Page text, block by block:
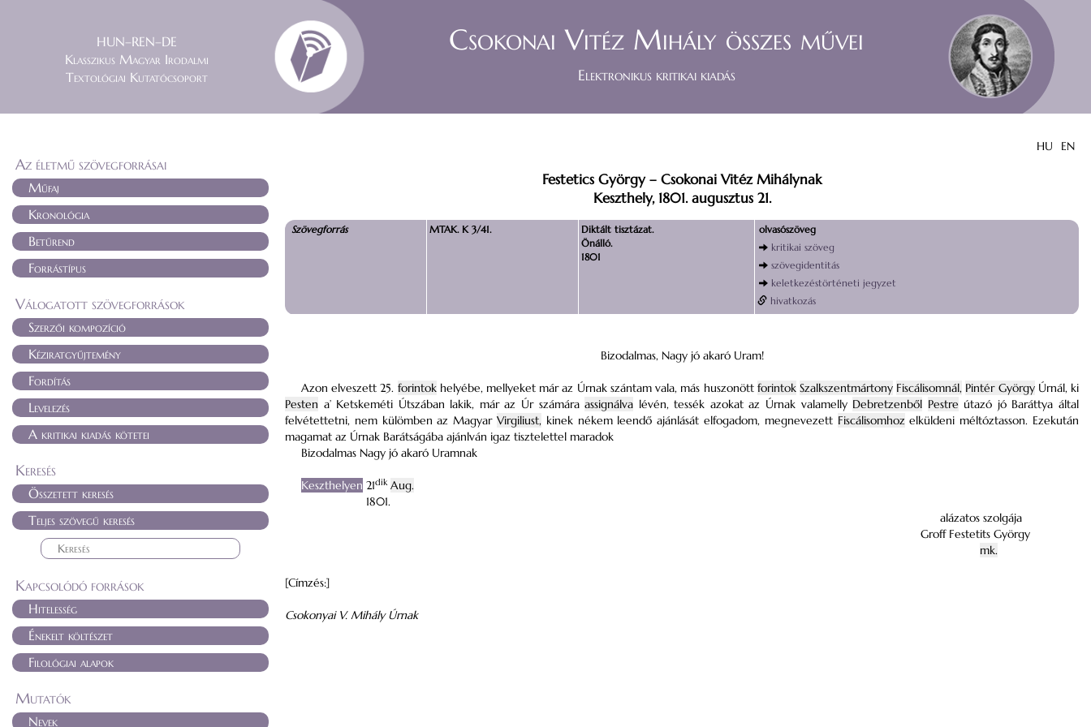
HUN–REN–DE
Klasszikus Magyar Irodalmi
Textológiai Kutatócsoport
Csokonai Vitéz Mihály összes művei
Elektronikus kritikai kiadás
HU EN
Az életmű szövegforrásai
Műfaj
Kronológia
Betűrend
Forrástípus
Válogatott szövegforrások
Szerzői kompozíció
Kéziratgyűjtemény
Fordítás
Levelezés
A kritikai kiadás kötetei
Keresés
Összetett keresés
Teljes szövegű keresés
Kapcsolódó források
Hitelesség
Énekelt költészet
Filológiai alapok
Mutatók
Nevek
Festetics György – Csokonai Vitéz Mihálynak
Keszthely, 1801. augusztus 21.
Szövegforrás MTAK. K 3/41.
Diktált tisztázat.
Önálló.
1801
olvasószöveg
kritikai szöveg
szövegidentitás
keletkezéstörténeti jegyzet
hivatkozás
Bizodalmas, Nagy jó akaró Uram!
Azon elveszett 25. forintokhelyébe, mellyeket már az Úrnak szántam vala, más huszonött forintok Szalkszentmártony Fiscálisomnál, Pintér GyörgyÚrnál, ki
Pesten a’ Ketskeméti Útszában lakik, már az Úr számáraassignálva lévén, tessék azokat az Úrnak valamelly Debretzenből Pestre útazó jó Baráttya által
felvétettetni, nem külömben az Magyar Virgiliust, kinek nékem leendő ajánlását elfogadom, megnevezett Fiscálisomhoz elküldeni méltóztasson. Ezekután
magamat az Úrnak Barátságába ajánlván igaz tisztelettel maradok
Bizodalmas Nagy jó akaró Uramnak
Keszthelyen 21dik Aug.
1801.
alázatos szolgája
Groff Festetits György
mk.
[Címzés:]
Csokonyai V. Mihály Úrnak